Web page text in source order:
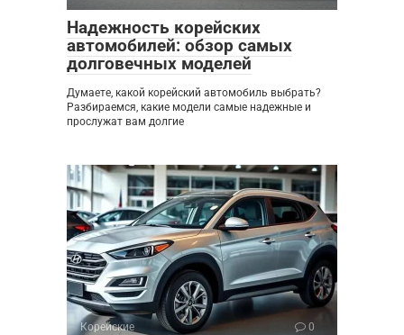
Надежность корейских
автомобилей: обзор самых
долговечных моделей
Думаете, какой корейский автомобиль выбрать?
Разбираемся, какие модели самые надежные и
прослужат вам долгие
Корейские 0